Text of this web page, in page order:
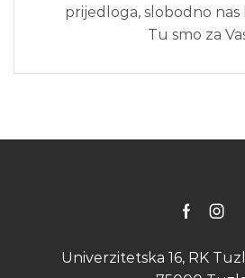
prijedloga, slobodno
Tu smo za
Univerzitetska 16, RK